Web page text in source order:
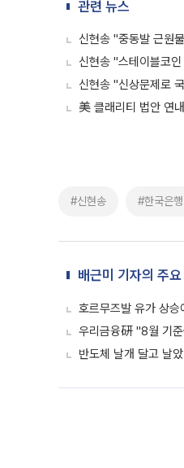
관련 뉴스
신현송 "중동발 근원
신현송 "스테이블코
신현송 "신상문제로
美 클래리티 법안 연
#신현송 #한국은행
배근미 기자의 주
호르무즈발 유가 상
우리금융硏 "8월 기
반도체 날개 달고 날